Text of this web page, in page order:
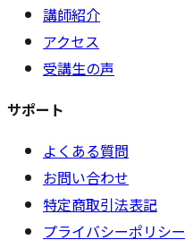
講師紹介
アクセス
受講生の声
サポート
よくある質問
お問い合わせ
特定商取引法表記
プライバシーポリシー